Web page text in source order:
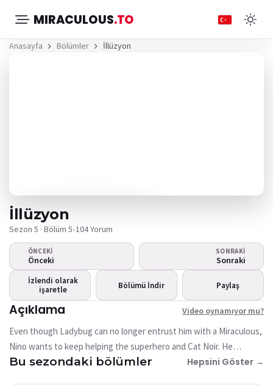
MIRACULOUS.TO
Anasayfa Bölümler İllüzyon
Video oynamıyor
mu?
Bu video şu anda mevcut
değil
Tekrar Dene
İllüzyon
Sezon 5 · Bölüm 5•104 Yorum
ÖNCEKI
Önceki
SONRAKI
Sonraki
İzlendi olarak
işaretle
Bölümü İndir Paylaş
Açıklama Video oynamıyor mu?
Even though Ladybug can no longer entrust him with a Miraculous,
Nino wants to keep helping the superhero and Cat Noir. He
decides to create a Resistance Network at school. The secret
Bu sezondaki bölümler Hepsini Göster →